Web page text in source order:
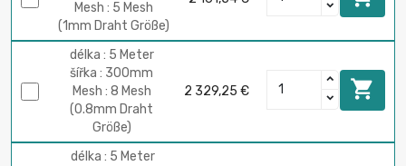
Mesh : 5 Mesh
(1mm Draht Größe)
délka : 5 Meter
šířka : 300mm
Mesh : 8 Mesh
(0.8mm Draht
Größe)
2 329,25 € 
délka : 5 Meter